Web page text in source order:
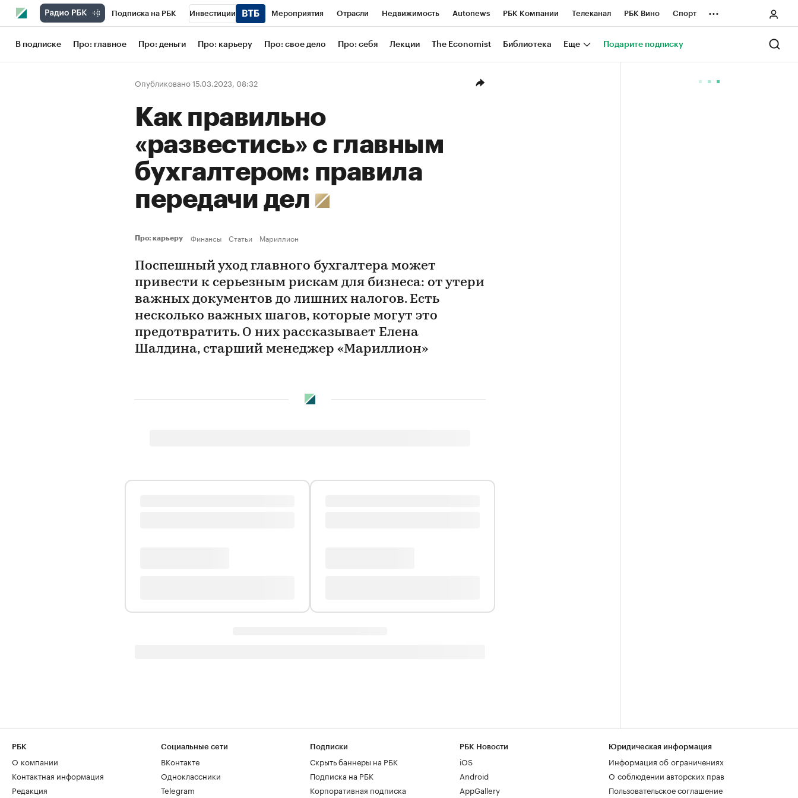
Подписка на РБК Инвестиции Мероприятия Отрасли Недвижимость Autonews РБК Компании Телеканал РБК Вино Спорт
Школа управления РБК РБК Образование РБК Life Тренды Визионеры Национальные проекты Город
Рынок наличной валюты
...
В подписке Про: главное Про: деньги Про: карьеру Про: свое дело Про: себя Лекции The Economist Библиотека Еще Подарите подписку
Опубликовано 15.03.2023, 08:32
Как правильно
«развестись» с главным
бухгалтером: правила
передачи дел
Про: карьеру Финансы Статьи Мариллион
Поспешный уход главного бухгалтера может
привести к серьезным рискам для бизнеса: от утери
важных документов до лишних налогов. Есть
несколько важных шагов, которые могут это
предотвратить. О них рассказывает Елена
Шалдина, старший менеджер «Мариллион»
РБК
О компании
Контактная информация
Редакция
Социальные сети
ВКонтакте
Одноклассники
Telegram
Подписки
Скрыть баннеры на РБК
Подписка на РБК
Корпоративная подписка
РБК Новости
iOS
Android
AppGallery
Юридическая информация
Информация об ограничениях
О соблюдении авторских прав
Пользовательское соглашение